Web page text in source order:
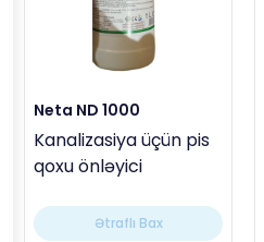
Neta ND 1000
Kanalizasiya üçün pis
qoxu önləyici
Ətraflı Bax